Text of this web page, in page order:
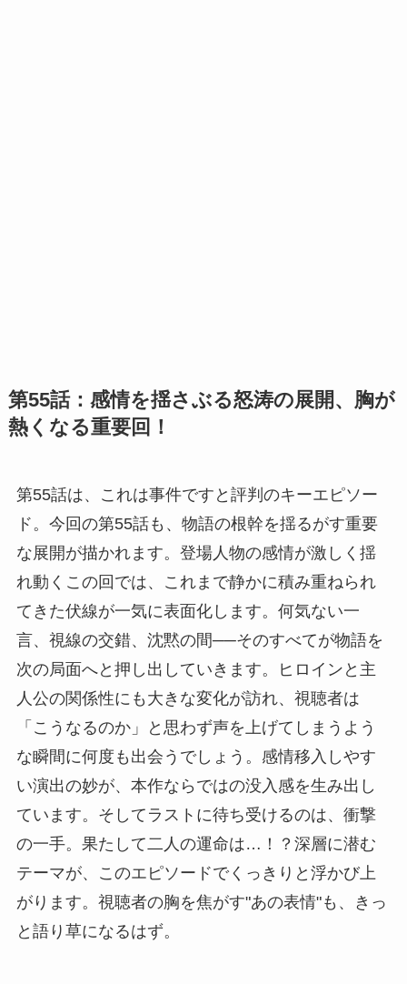
第55話：感情を揺さぶる怒涛の展開、胸が
熱くなる重要回！
第55話は、これは事件ですと評判のキーエピソー
ド。今回の第55話も、物語の根幹を揺るがす重要
な展開が描かれます。登場人物の感情が激しく揺
れ動くこの回では、これまで静かに積み重ねられ
てきた伏線が一気に表面化します。何気ない一
言、視線の交錯、沈黙の間──そのすべてが物語を
次の局面へと押し出していきます。ヒロインと主
人公の関係性にも大きな変化が訪れ、視聴者は
「こうなるのか」と思わず声を上げてしまうよう
な瞬間に何度も出会うでしょう。感情移入しやす
い演出の妙が、本作ならではの没入感を生み出し
ています。そしてラストに待ち受けるのは、衝撃
の一手。果たして二人の運命は…！？深層に潜む
テーマが、このエピソードでくっきりと浮かび上
がります。視聴者の胸を焦がす"あの表情"も、きっ
と語り草になるはず。